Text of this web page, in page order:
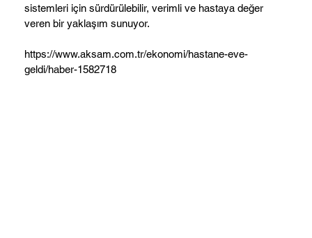
sistemleri için sürdürülebilir, verimli ve hastaya değer
veren bir yaklaşım sunuyor.
https://www.aksam.com.tr/ekonomi/hastane-eve-
geldi/haber-1582718